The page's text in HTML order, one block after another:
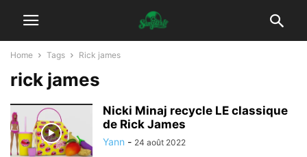
Home Tags Rick james
rick james
Nicki Minaj recycle LE classique
de Rick James
Yann - 24 août 2022